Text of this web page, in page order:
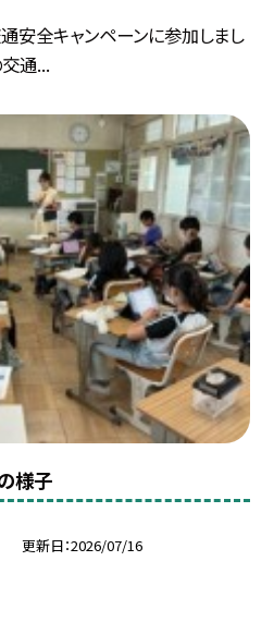
安全キャンペーンに参加しまし
通...
様子
更新日 2026/07/16